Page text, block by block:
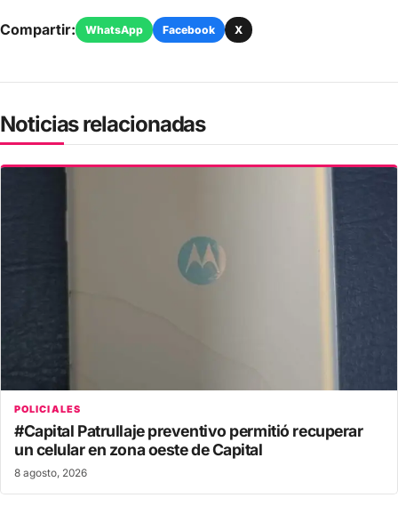
Compartir: WhatsApp Facebook X
Noticias relacionadas
POLICIALES
#Capital Patrullaje preventivo permitió recuperar
un celular en zona oeste de Capital
8 agosto, 2026